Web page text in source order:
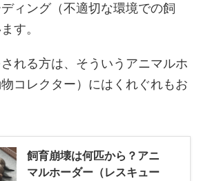
ィング（不適切な環境での飼
す。
れる方は、そういうアニマルホ
コレクター）にはくれぐれもお
飼育崩壊は何匹から？アニ
マルホーダー（レスキュー